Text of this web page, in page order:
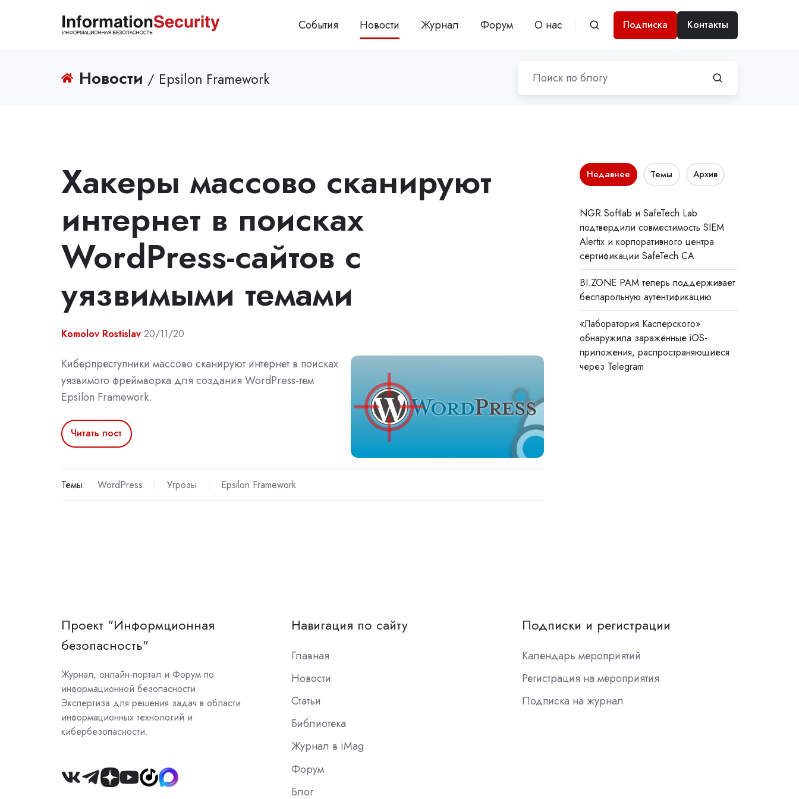
События Новости Журнал Форум О нас Подписка Контакты
Новости / Epsilon Framework
Хакеры массово сканируют
интернет в поисках
WordPress-сайтов с
уязвимыми темами
Komolov Rostislav 20/11/20
Киберпреступники массово сканируют интернет в поисках
уязвимого фреймворка для создания WordPress-тем
Epsilon Framework.
Читать пост
Темы: WordPress Угрозы Epsilon Framework
Недавнее Темы Архив
NGR Softlab и SafeTech Lab
подтвердили совместимость SIEM
Alertix и корпоративного центра
сертификации SafeTech CA
BI.ZONE PAM теперь поддерживает
беспарольную аутентификацию
«Лаборатория Касперского»
обнаружила заражённые iOS-
приложения, распространяющиеся
через Telegram
Проект "Информционная
безопасность"
Журнал, онлайн-портал и Форум по
информационной безопасности.
Экспертиза для решения задач в области
информационных технологий и
кибербезопасности.
Join
Навигация по сайту
Главная
Новости
Статьи
Библиотека
Журнал в iMag
Форум
Блог
Подписки и регистрации
Календарь мероприятий
Регистрация на мероприятия
Подписка на журнал